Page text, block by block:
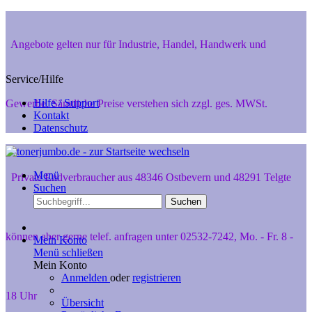
Angebote gelten nur für Industrie, Handel, Handwerk und
Gewerbe. Sämtliche Preise verstehen sich zzgl. ges. MWSt.
Private Endverbraucher aus 48346 Ostbevern und 48291 Telgte
können aber gerne telef. anfragen unter 02532-7242, Mo. - Fr. 8 -
18 Uhr
Service/Hilfe
Hilfe / Support
Kontakt
Datenschutz
Menü
Suchen
Suchen
Mein Konto
Menü schließen
Mein Konto
Anmelden oderregistrieren
Übersicht